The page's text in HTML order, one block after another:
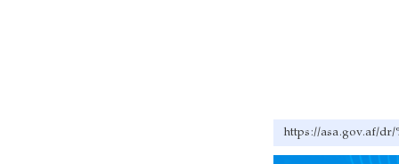
https://asa.gov.af/dr/